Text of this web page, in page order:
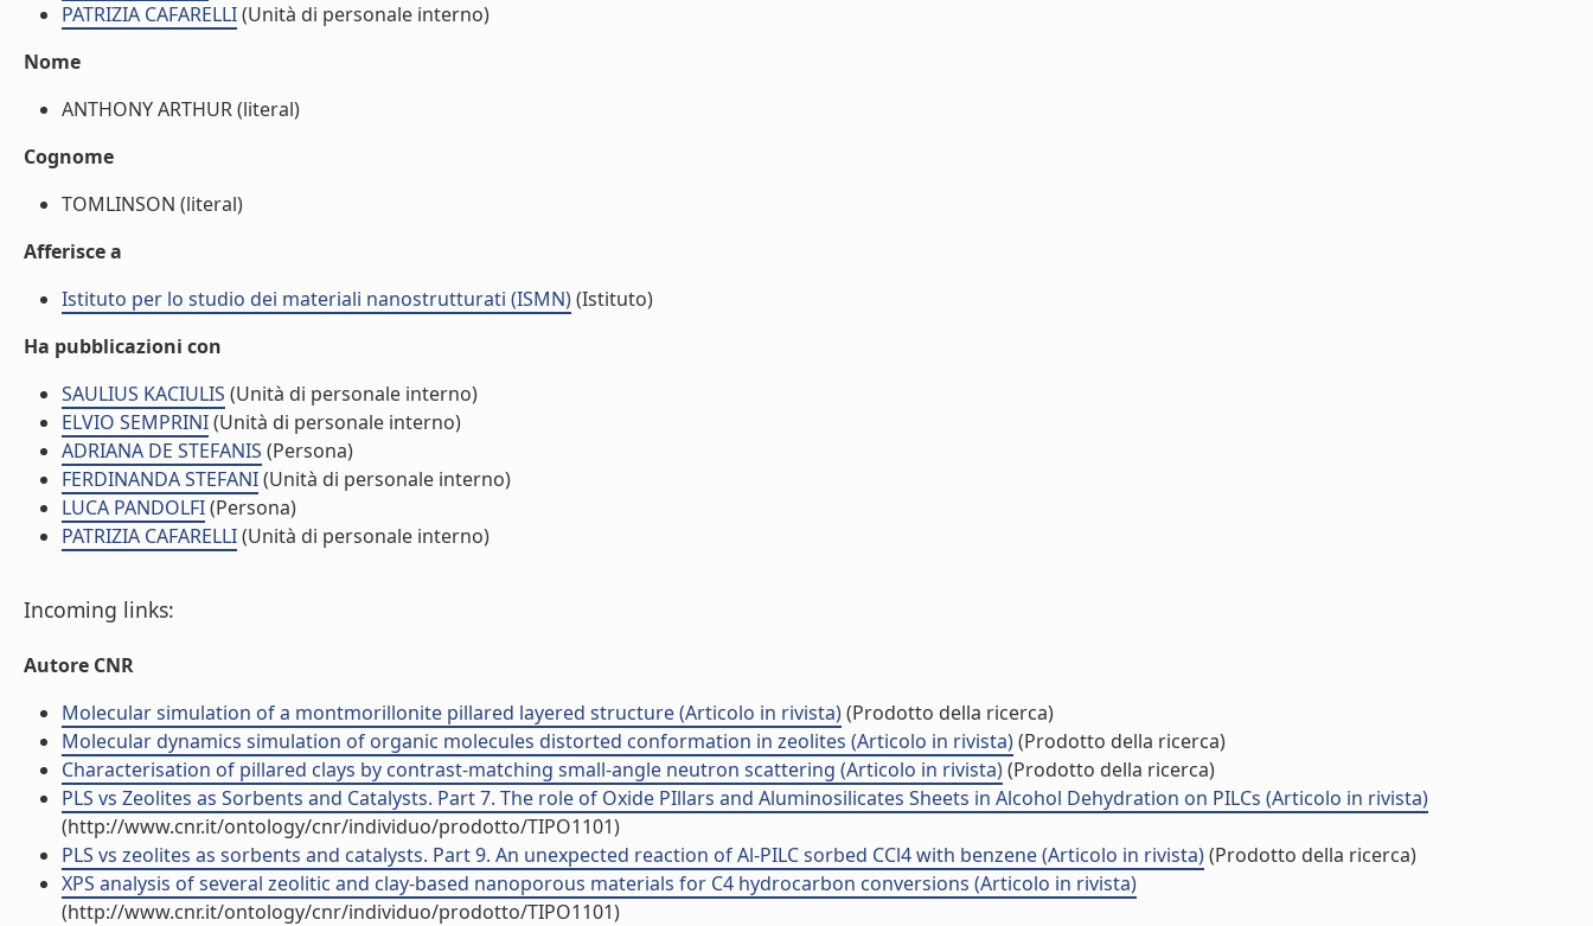
PATRIZIA CAFARELLI(Unità di personale interno)
Nome
ANTHONY ARTHUR (literal)
Cognome
TOMLINSON (literal)
Afferisce a
Istituto per lo studio dei materiali nanostrutturati (ISMN)(Istituto)
Ha pubblicazioni con
SAULIUS KACIULIS (Unità di personale interno)
ELVIO SEMPRINI(Unità di personale interno)
ADRIANA DE STEFANIS (Persona)
FERDINANDA STEFANI(Unità di personale interno)
LUCA PANDOLFI(Persona)
PATRIZIA CAFARELLI(Unità di personale interno)
Incoming links:
Autore CNR
Molecular simulation of a montmorillonite pillared layered structure (Articolo in rivista)(Prodotto della ricerca)
Molecular dynamics simulation of organic molecules distorted conformation in zeolites (Articolo in rivista)(Prodotto della ricerca)
Characterisation of pillared clays by contrast-matching small-angle neutron scattering (Articolo in rivista)(Prodotto della ricerca)
PLS vs Zeolites as Sorbents and Catalysts. Part 7. The role of Oxide PIllars and Aluminosilicates Sheets in Alcohol Dehydration on PILCs (Articolo in rivista)
(http://www.cnr.it/ontology/cnr/individuo/prodotto/TIPO1101)
PLS vs zeolites as sorbents and catalysts. Part 9. An unexpected reaction of Al-PILC sorbed CCl4 with benzene (Articolo in rivista)(Prodotto della ricerca)
XPS analysis of several zeolitic and clay-based nanoporous materials for C4 hydrocarbon conversions (Articolo in rivista)
(http://www.cnr.it/ontology/cnr/individuo/prodotto/TIPO1101)